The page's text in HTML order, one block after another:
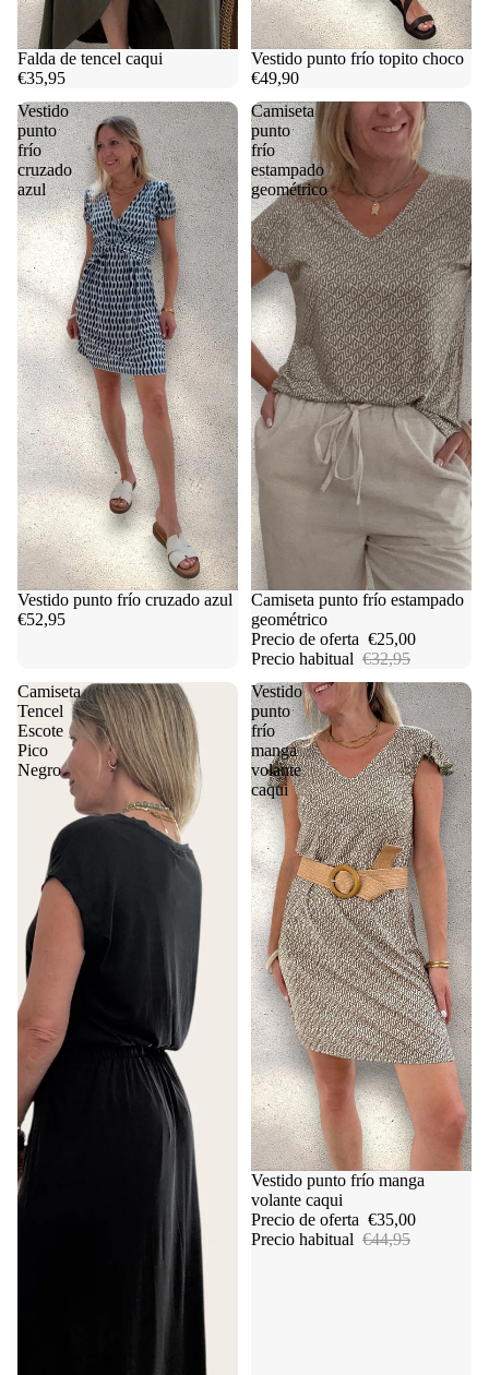
Falda de tencel caqui
€35,95
Vestido punto frío topito choco
€49,90
Vestido
punto
frío
cruzado
azul
Vestido punto frío cruzado azul
€52,95
Camiseta
punto
frío
estampado
geométrico
Oferta
Camiseta punto frío estampado
geométrico
Precio de oferta €25,00
Precio habitual €32,95
Camiseta
Tencel
Escote
Pico
Negro
Vestido
punto
frío
manga
volante
caqui
Oferta
Vestido punto frío manga
volante caqui
Precio de oferta €35,00
Precio habitual €44,95